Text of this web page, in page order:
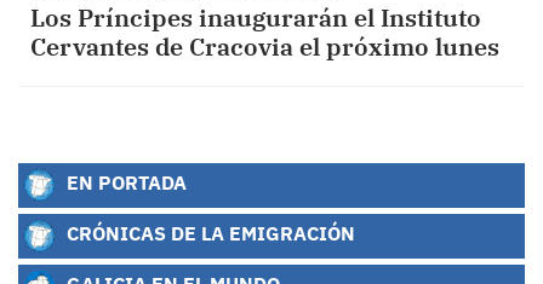
Los Príncipes inaugurarán el Instituto
Cervantes de Cracovia el próximo lunes
EN PORTADA
CRÓNICAS DE LA EMIGRACIÓN